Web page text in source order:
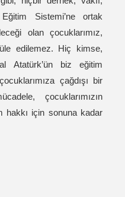
Sistemi’ne ortak
olan çocuklarımız,
edilemez. Hiç kimse,
Atatürk’ün biz eğitim
çağdışı bir
çocuklarımızın
hakkı için sonuna kadar